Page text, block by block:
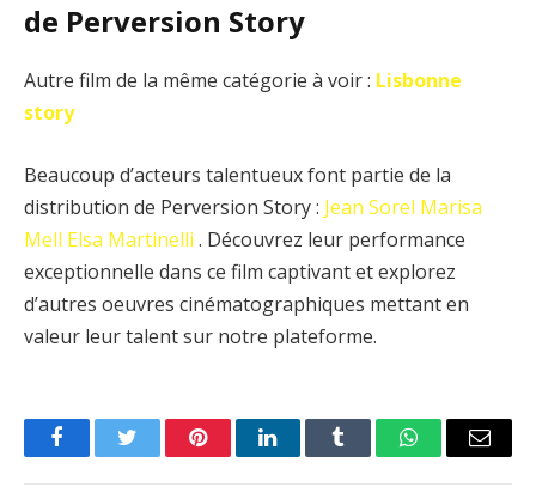
de Perversion Story
Autre film de la même catégorie à voir : Lisbonne
story
Beaucoup d’acteurs talentueux font partie de la
distribution de Perversion Story : Jean Sorel Marisa
Mell Elsa Martinelli . Découvrez leur performance
exceptionnelle dans ce film captivant et explorez
d’autres oeuvres cinématographiques mettant en
valeur leur talent sur notre plateforme.
FacebookTwitter PinterestLinkedInTumblr WhatsAppEmail